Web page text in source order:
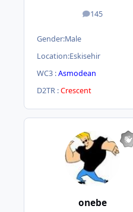
145
posts
Gender:Male
Location:Eskisehir
WC3 :Asmodean
D2TR :Crescent
onebe